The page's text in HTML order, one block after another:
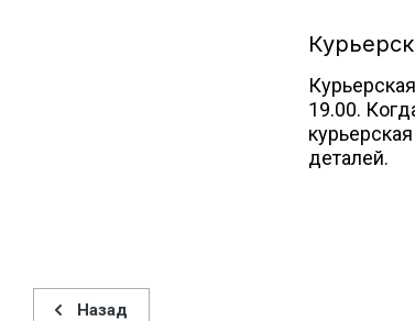
19.00.
деталей.
Назад